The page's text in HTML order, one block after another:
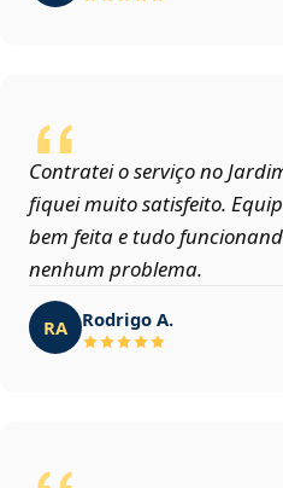
Contratei o serviço no
fiquei muito satisfeito.
bem feita e tudo
nenhum problema.
RA Rodrigo A.